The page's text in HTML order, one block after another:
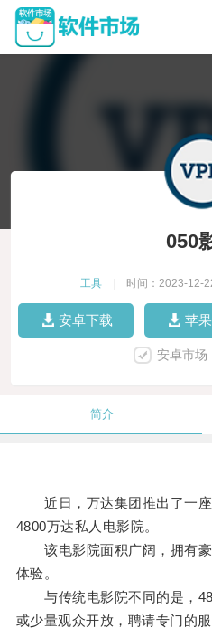
050
工具 时间：2023-12-
安卓下载 苹
安卓市场
简介
近日，万达集团推出了一座
4800万达私人电影院。
该电影院面积广阔，拥有豪
体验。
与传统电影院不同的是，
或少量观众开放，聘请专门的